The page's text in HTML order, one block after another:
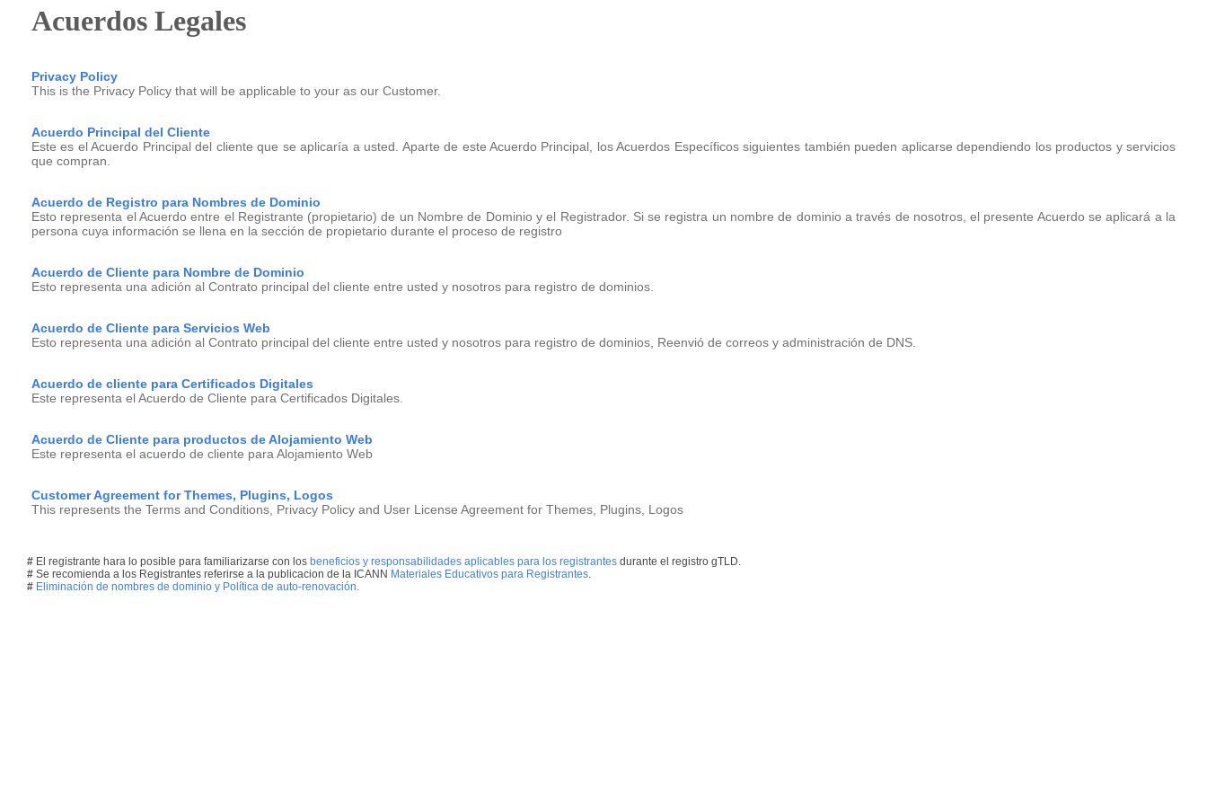
Acuerdos Legales
Privacy Policy
This is the Privacy Policy that will be applicable to your as our Customer.
Acuerdo Principal del Cliente
Este es el Acuerdo Principal del cliente que se aplicaría a usted. Aparte de este Acuerdo Principal, los Acuerdos Específicos siguientes también pueden aplicarse dependiendo los productos y servicios
que compran.
Acuerdo de Registro para Nombres de Dominio
Esto representa el Acuerdo entre el Registrante (propietario) de un Nombre de Dominio y el Registrador. Si se registra un nombre de dominio a través de nosotros, el presente Acuerdo se aplicará a la
persona cuya información se llena en la sección de propietario durante el proceso de registro
Acuerdo de Cliente para Nombre de Dominio
Esto representa una adición al Contrato principal del cliente entre usted y nosotros para registro de dominios.
Acuerdo de Cliente para Servicios Web
Esto representa una adición al Contrato principal del cliente entre usted y nosotros para registro de dominios, Reenvió de correos y administración de DNS.
Acuerdo de cliente para Certificados Digitales
Este representa el Acuerdo de Cliente para Certificados Digitales.
Acuerdo de Cliente para productos de Alojamiento Web
Este representa el acuerdo de cliente para Alojamiento Web
Customer Agreement for Themes, Plugins, Logos
This represents the Terms and Conditions, Privacy Policy and User License Agreement for Themes, Plugins, Logos
# El registrante hara lo posible para familiarizarse con los beneficios y responsabilidades aplicables para los registrantes durante el registro gTLD.
# Se recomienda a los Registrantes referirse a la publicacion de la ICANN Materiales Educativos para Registrantes.
# Eliminación de nombres de dominio y Política de auto-renovación.